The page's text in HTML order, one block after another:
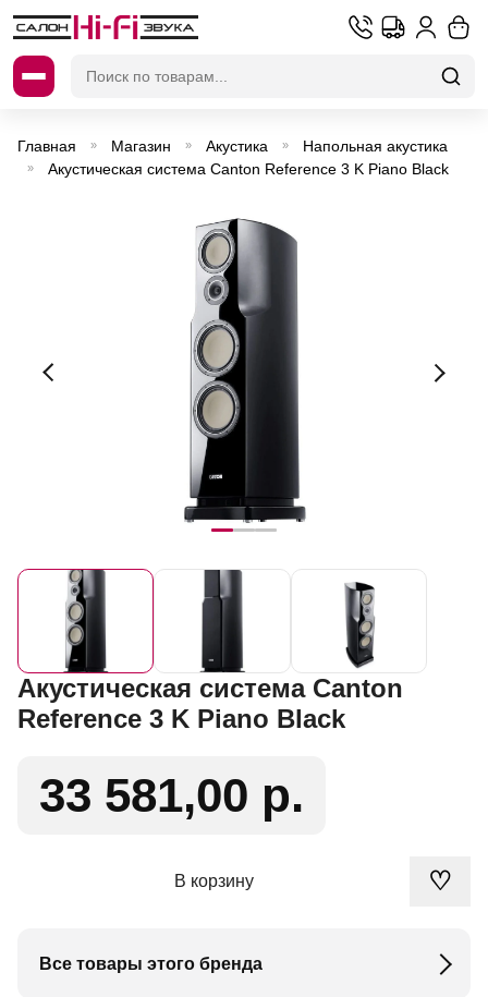
Главная » Магазин » Акустика » Напольная акустика
» Акустическая система Canton Reference 3 K Piano Black
Акустическая система Canton
Reference 3 K Piano Black
33 581,00 р.
В корзину ♡
Все товары этого бренда